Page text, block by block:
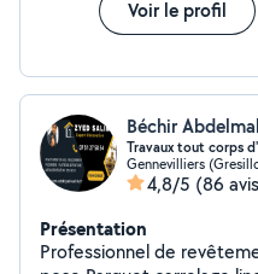
Voir le profil
Béchir
Travaux tout corps
Gennevilliers
4,8/5 (86
Présentation
Professionnel de